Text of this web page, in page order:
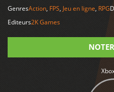
GenresAction, FPS, Jeu en ligne, RPG
Editeurs2K Games